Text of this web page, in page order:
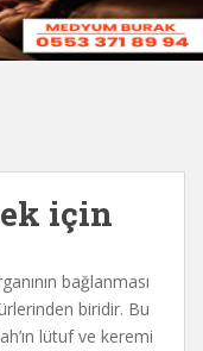
için
bağlanması
biridir. Bu
lütuf ve keremi